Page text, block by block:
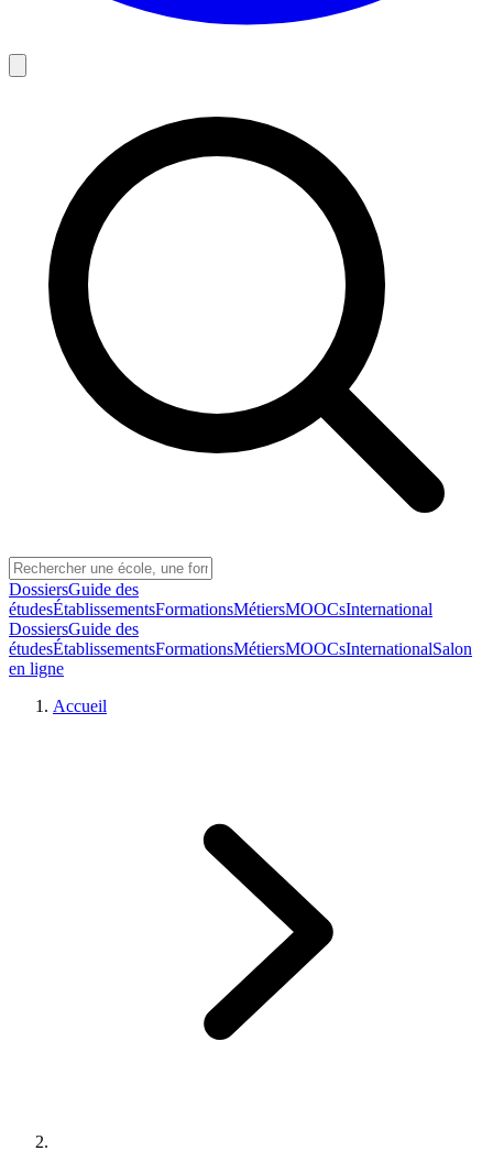
DossiersGuide des
étudesÉtablissementsFormationsMétiersMOOCsInternational
DossiersGuide des
étudesÉtablissementsFormationsMétiersMOOCsInternationalSalon
en ligne
Accueil